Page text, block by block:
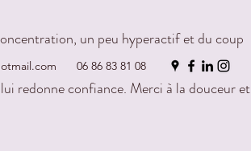
06 86 83 81 08
un peu hyperactif et du coup
sont bénéfiques, il me surprend par
redonne confiance. Merci à la douceur et